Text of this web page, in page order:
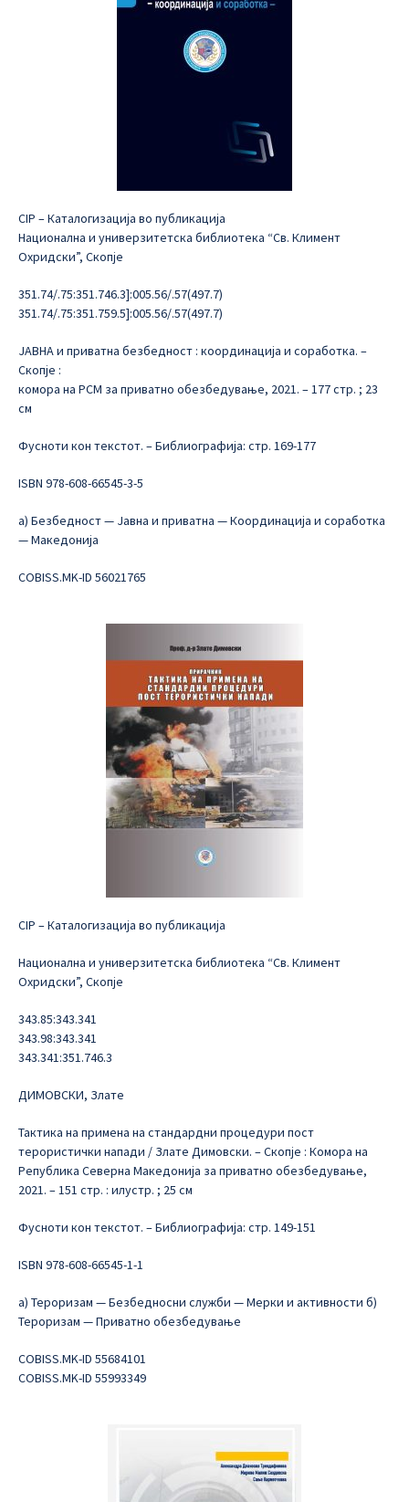
CIP – Каталогизација во публикација
Национална и универзитетска библиотека “Св. Климент
Охридски”, Скопје
351.74/.75:351.746.3]:005.56/.57(497.7)
351.74/.75:351.759.5]:005.56/.57(497.7)
ЈАВНА и приватна безбедност : координација и соработка. –
Скопје :
комора на РСМ за приватно обезбедување, 2021. – 177 стр. ; 23
см
Фусноти кон текстот. – Библиографија: стр. 169-177
ISBN 978-608-66545-3-5
а) Безбедност — Јавна и приватна — Координација и соработка
— Македонија
COBISS.MK-ID 56021765
CIP – Каталогизација во публикација
Национална и универзитетска библиотека “Св. Климент
Охридски”, Скопје
343.85:343.341
343.98:343.341
343.341:351.746.3
ДИМОВСКИ, Злате
Тактика на примена на стандардни процедури пост
терористички напади / Злате Димовски. – Скопје : Комора на
Република Северна Македонија за приватно обезбедување,
2021. – 151 стр. : илустр. ; 25 см
Фусноти кон текстот. – Библиографија: стр. 149-151
ISBN 978-608-66545-1-1
а) Тероризам — Безбедносни служби — Мерки и активности б)
Тероризам — Приватно обезбедување
COBISS.MK-ID 55684101
COBISS.MK-ID 55993349